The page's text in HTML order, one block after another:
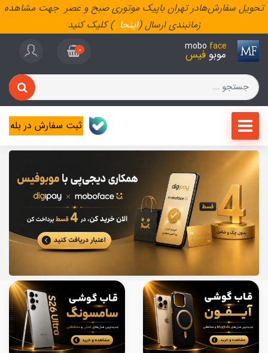
تحویل سفارش‌هادر تهران باپیک موتوری صبح و عصر جهت مشاهده
زمانبندی ارسال (اینجا..) کلیک کنید
mobo face
موبو فیس 0
ثبت سفارش در بله